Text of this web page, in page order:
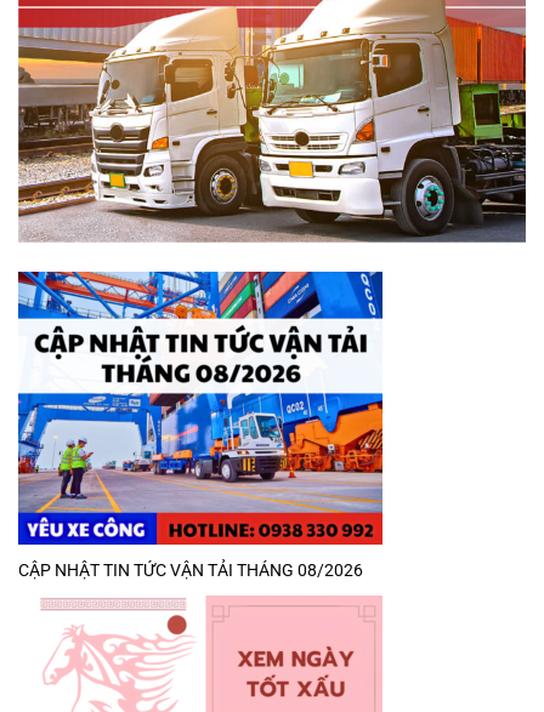
CẬP NHẬT TIN TỨC VẬN TẢI THÁNG 08/2026